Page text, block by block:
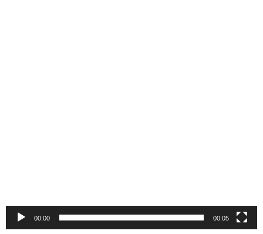
00:00 00:05